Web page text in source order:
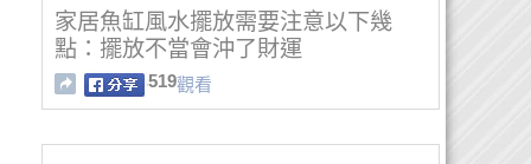
家居魚缸風水擺放需要注意以下幾
點：擺放不當會沖了財運
519觀看